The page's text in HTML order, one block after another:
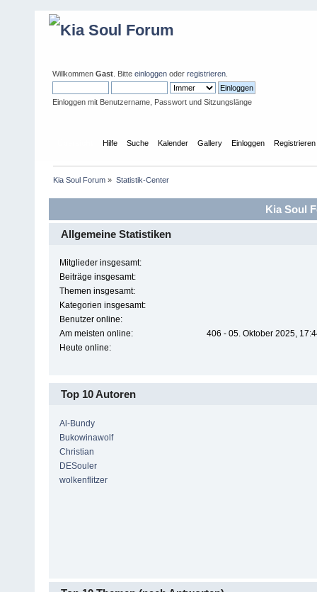
Willkommen Gast . Bitte einloggen oder registrieren
Einloggen mit Benutzername, Passwort und Sitzungslänge
Hilfe Suche Kalender Gallery Einloggen Registrieren
Kia Soul Forum » Statistik-Center
Kia Soul
Allgemeine Statistiken
Mitglieder insgesamt:
Beiträge insgesamt:
Themen insgesamt:
Kategorien insgesamt:
Benutzer online:
Am meisten online:
406 - 05. Oktober 2025,
Heute online:
Top 10 Autoren
Al-Bundy
Bukowinawolf
Christian
DESouler
wolkenflitzer